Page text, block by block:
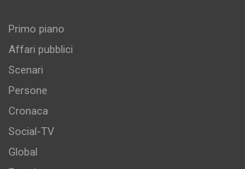
Primo piano
Affari pubblici
Scenari
Persone
Cronaca
Social-TV
Global